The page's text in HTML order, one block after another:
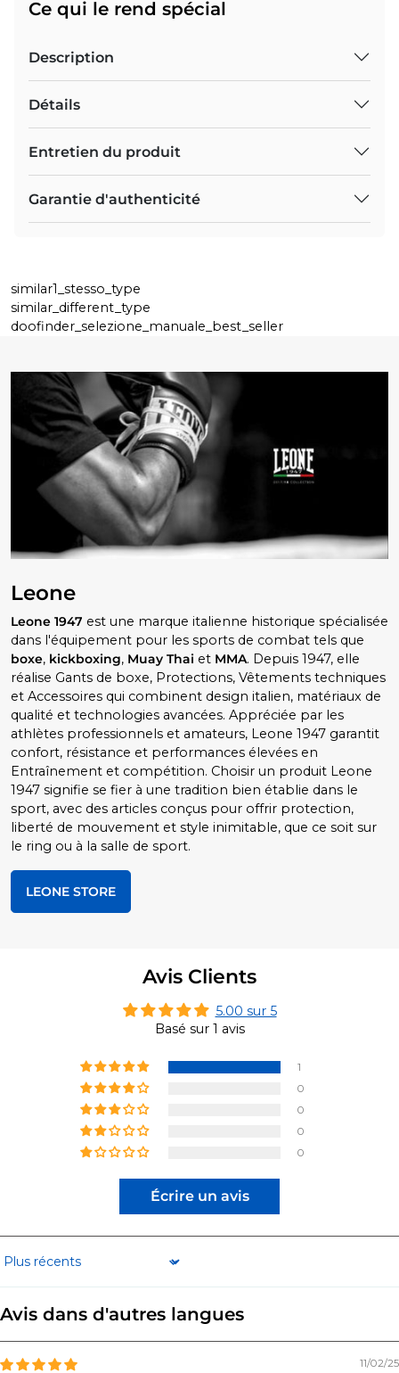
Ce qui le rend spécial
Description
Détails
Entretien du produit
Garantie d'authenticité
similar1_stesso_type
similar_different_type
doofinder_selezione_manuale_best_seller
Leone
Leone 1947 est une marque italienne historique spécialisée
dans l'équipement pour les sports de combat tels que
boxe, kickboxing, Muay Thai et MMA. Depuis 1947, elle
réalise Gants de boxe, Protections, Vêtements techniques
et Accessoires qui combinent design italien, matériaux de
qualité et technologies avancées. Appréciée par les
athlètes professionnels et amateurs, Leone 1947 garantit
confort, résistance et performances élevées en
Entraînement et compétition. Choisir un produit Leone
1947 signifie se fier à une tradition bien établie dans le
sport, avec des articles conçus pour offrir protection,
liberté de mouvement et style inimitable, que ce soit sur
le ring ou à la salle de sport.
LEONE STORE
Avis Clients
5.00 sur 5
Basé sur 1 avis
1
0
0
0
0
Écrire un avis
Sort by
Avis dans d'autres langues
11/02/25